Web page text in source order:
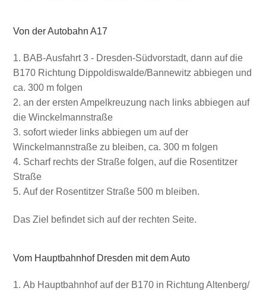
Von der Autobahn A17
BAB-Ausfahrt 3 - Dresden-Südvorstadt, dann auf die
B170 Richtung Dippoldiswalde/Bannewitz abbiegen und
ca. 300 m folgen
an der ersten Ampelkreuzung nach links abbiegen auf
die Winckelmannstraße
sofort wieder links abbiegen um auf der
Winckelmannstraße zu bleiben, ca. 300 m folgen
Scharf rechts der Straße folgen, auf die Rosentitzer
Straße
Auf der Rosentitzer Straße 500 m bleiben.
Das Ziel befindet sich auf der rechten Seite.
Vom Hauptbahnhof Dresden mit dem Auto
Ab Hauptbahnhof auf der B170 in Richtung Altenberg/